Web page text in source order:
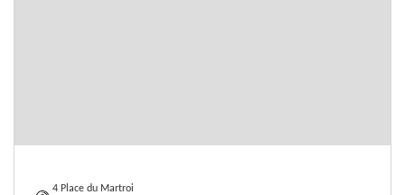
4 Place du Martroi